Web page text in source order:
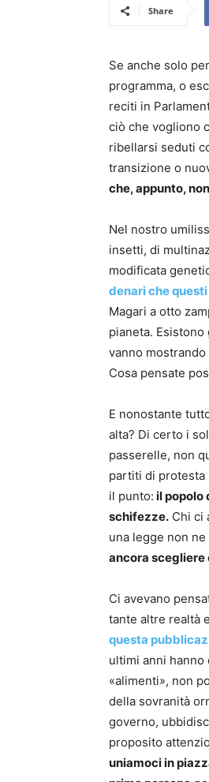
Share
Se anche solo
programma, o
reciti in
ciò che vogliono
ribellarsi seduti
transizione o
che, appunto,
Nel nostro
insetti, di
modificata
denari che
Magari a otto
pianeta.
vanno
Cosa pensate
E nonostante
alta? Di certo i
passerelle, non
partiti di protesta
il punto: il popolo
schifezze. Chi ci
una legge non
ancora scegliere
Ci avevano
tante altre realtà
questa
ultimi anni
«alimenti», non
della sovranità
governo,
proposito
uniamoci in